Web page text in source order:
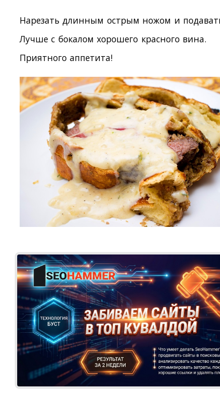
Нарезать длинным острым ножом и
Лучше с бокалом хорошего красного вина.
Приятного аппетита!